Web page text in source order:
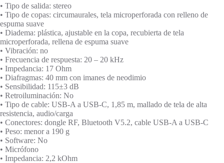
• Tipo de salida: stereo
• Tipo de copas: circumaurales, tela microperforada con relleno de
espuma suave
• Diadema: plástica, ajustable en la copa, recubierta de tela
microperforada, rellena de espuma suave
• Vibración: no
• Frecuencia de respuesta: 20 – 20 kHz
• Impedancia: 17 Ohm
• Diafragmas: 40 mm con imanes de neodimio
• Sensibilidad: 115±3 dB
• Retroiluminación: No
• Tipo de cable: USB-A a USB-C, 1,85 m, mallado de tela de alta
resistencia, audio/carga
• Conectores: dongle RF, Bluetooth V5.2, cable USB-A a USB-C
• Peso: menor a 190 g
• Software: No
• Micrófono
• Impedancia: 2,2 kOhm